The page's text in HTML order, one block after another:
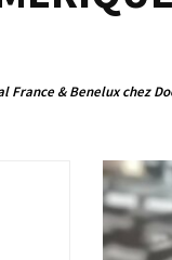
France & Benelux chez